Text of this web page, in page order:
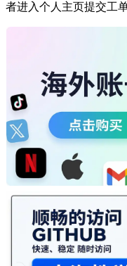
者进入个人主页提交工